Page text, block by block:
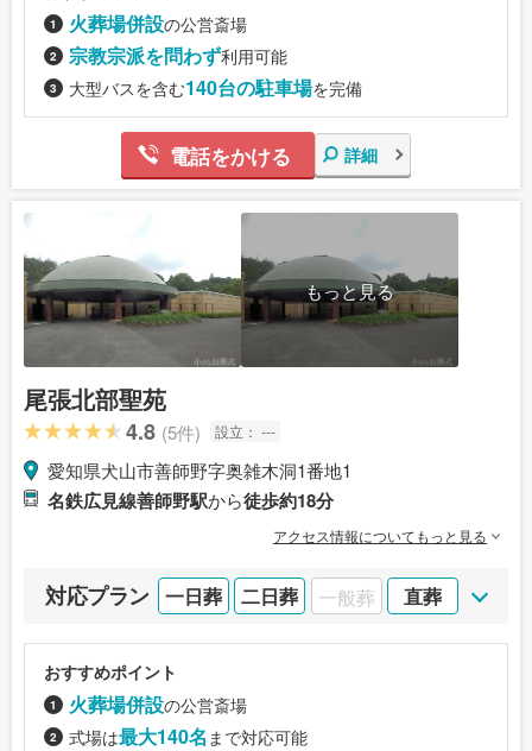
火葬場併設の公営斎場
宗教宗派を問わず利用可能
大型バスを含む140台の駐車場を完備
電話をかける 詳細
もっと見る
尾張北部聖苑
4.8 (5件) 設立： ---
愛知県犬山市善師野字奥雑木洞1番地1
名鉄広見線善師野駅から徒歩約18分
アクセス情報についてもっと見る
対応プラン 一日葬 二日葬 一般葬 直葬
おすすめポイント
火葬場併設の公営斎場
式場は最大140名 まで対応可能